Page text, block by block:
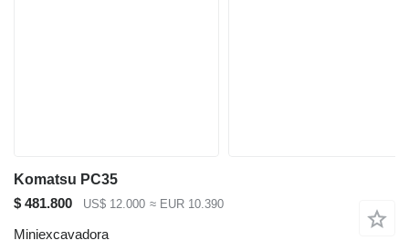
Komatsu PC35
$ 481.800
US$ 12.000 ≈ EUR 10.390
Miniexcavadora